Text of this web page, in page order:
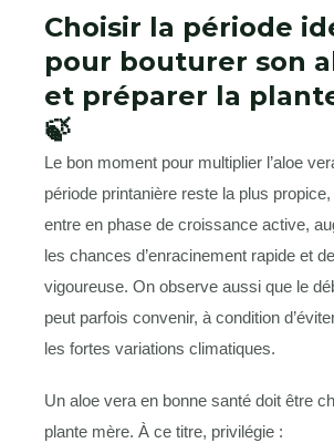
Choisir la période
pour bouturer son
et préparer la
🍃
Le bon moment pour multiplier l’aloe
période printanière reste la plus
entre en phase de croissance active,
les chances d’enracinement rapide et
vigoureuse. On observe aussi que le
peut parfois convenir, à condition
les fortes variations climatiques.
Un aloe vera en bonne santé doit être
plante mère. À ce titre, privilégie :